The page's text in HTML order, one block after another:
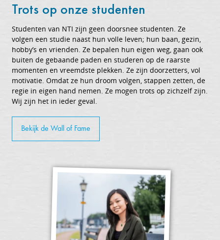
Trots op onze studenten
Studenten van NTI zijn geen doorsnee studenten. Ze
volgen een studie naast hun volle leven; hun baan, gezin,
hobby’s en vrienden. Ze bepalen hun eigen weg, gaan ook
buiten de gebaande paden en studeren op de raarste
momenten en vreemdste plekken. Ze zijn doorzetters, vol
motivatie. Omdat ze hun droom volgen, stappen zetten, de
regie in eigen hand nemen. Ze mogen trots op zichzelf zijn.
Wij zijn het in ieder geval.
Bekijk de Wall of Fame